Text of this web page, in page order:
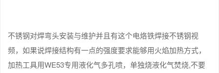
不锈钢对焊弯头安装与维护并且有这个电烙铁焊接不锈钢视
频，如果说焊接结构有一点的强度要求能够用火焰加热方式，
加热工具用WE53专用液化气多孔喷，单独烧液化气焚烧,不要